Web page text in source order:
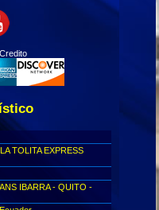
TOLITA EXPRESS
IBARRA - QUITO -